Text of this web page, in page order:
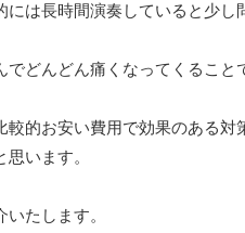
は長時間演奏していると少し
どんどん痛くなってくること
較的お安い費用で効果のある
います。
たします。